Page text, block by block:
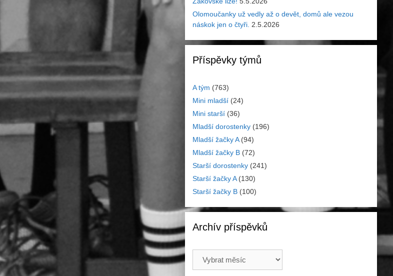
Olomoučanky už vedly až o devět, domů ale vezou
náskok jen o čtyři. 2.5.2026
Příspěvky týmů
A tým (763)
Mini mladší (24)
Mini starší (36)
Mladší dorostenky (196)
Mladší žačky A(94)
Mladší žačky B (72)
Starší dorostenky (241)
Starší žačky A(130)
Starší žačky B (100)
Archív příspěvků
příspěvků